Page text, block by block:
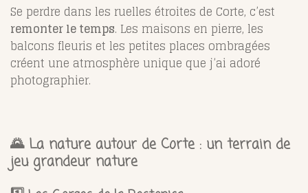
Se perdre dans les ruelles étroites de Corte, c’est
remonter le temps. Les maisons en pierre, les
balcons fleuris et les petites places ombragées
créent une atmosphère unique que j’ai adoré
photographier.
🌄 La nature autour de Corte : un terrain de
jeu grandeur nature